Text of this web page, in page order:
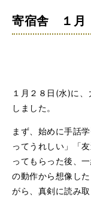
置：
寄宿舎 １月
１月２８日(水)に
しました。
まず、始めに手話
ってうれしい」「
ってもらった後、
の動作から想像し
がら、真剣に読み